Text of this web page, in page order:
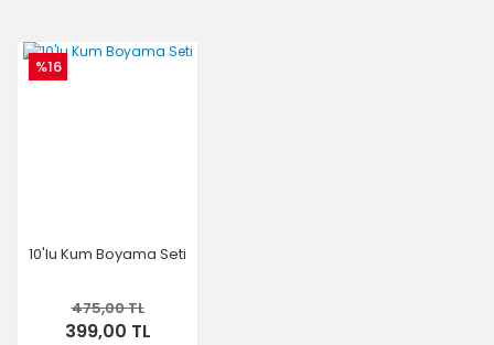
%16
10'lu Kum Boyama Seti
475,00 TL
399,00 TL